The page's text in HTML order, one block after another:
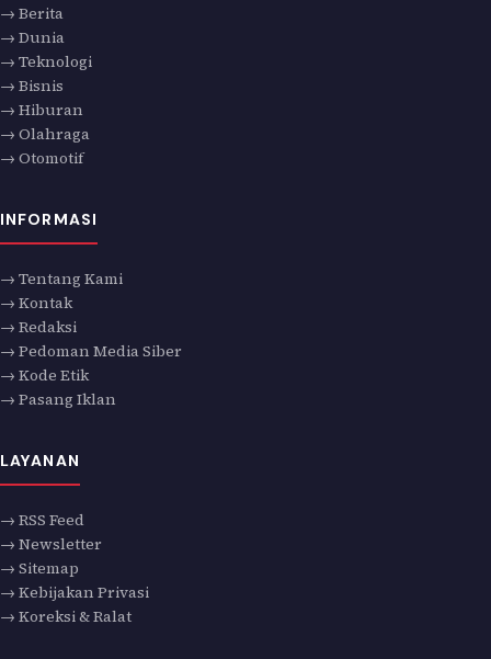
→ Berita
→ Dunia
→ Teknologi
→ Bisnis
→ Hiburan
→ Olahraga
→ Otomotif
INFORMASI
→ Tentang Kami
→ Kontak
→ Redaksi
→ Pedoman Media Siber
→ Kode Etik
→ Pasang Iklan
LAYANAN
→ RSS Feed
→ Newsletter
→ Sitemap
→ Kebijakan Privasi
→ Koreksi & Ralat